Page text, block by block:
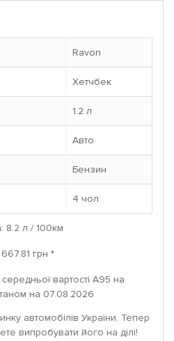
Ravon
Хетчбек
1.2 л
Авто
Бензин
4 чoл
: 8.2 л / 100км
667.81 грн *
вартості A95 на
на 07.08.2026
автомобілів України. Тепер
випробувати його на ділі!